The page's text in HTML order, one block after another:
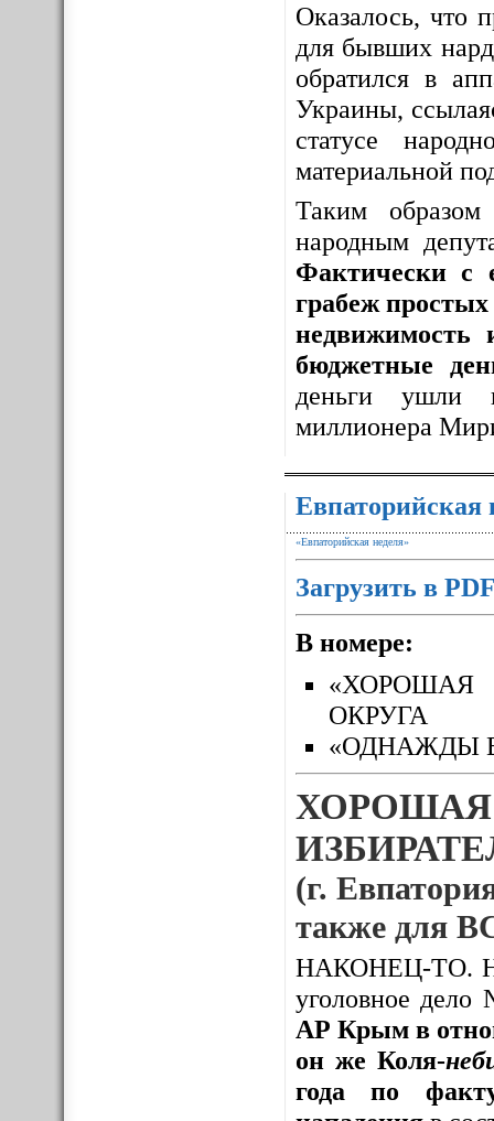
Оказалось, что
для бывших
обратился в
Украины,
статусе
материальной
Таким
народным
Фактически с
грабеж
недвижимость
бюджетные
деньги ушли
миллионера
Евпаторийская
«Евпаторийская неделя»
Загрузить в
В номере:
«ХОРОШАЯ
ОКРУГА
«ОДНАЖДЫ
ХОРОШАЯ
(г.
также для
НАКОНЕЦ-ТО.
уголовное
АР Крым в
он же Коля-
года по